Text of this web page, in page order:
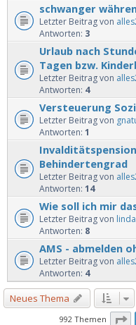
schwanger
Letzter Beitrag von
Antworten: 3
Urlaub nach
Tagen bzw.
Letzter Beitrag von
Antworten: 4
Versteuerung
Letzter Beitrag von
Antworten: 1
Behindertengrad
Letzter Beitrag von
Antworten: 14
Wie soll ich mir
Letzter Beitrag von
Antworten: 8
AMS - abmelden
Letzter Beitrag von
Antworten: 4
Neues Thema
992 Themen